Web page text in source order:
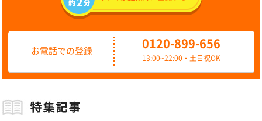
お電話での登録
0120-899-656
13:00~22:00・土日祝OK